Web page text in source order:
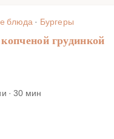
блюда· Бургеры
грудинкой
· 30 мин